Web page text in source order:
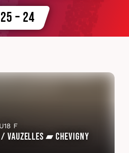
25 – 24
F
Vauzelles ▰ Chevigny